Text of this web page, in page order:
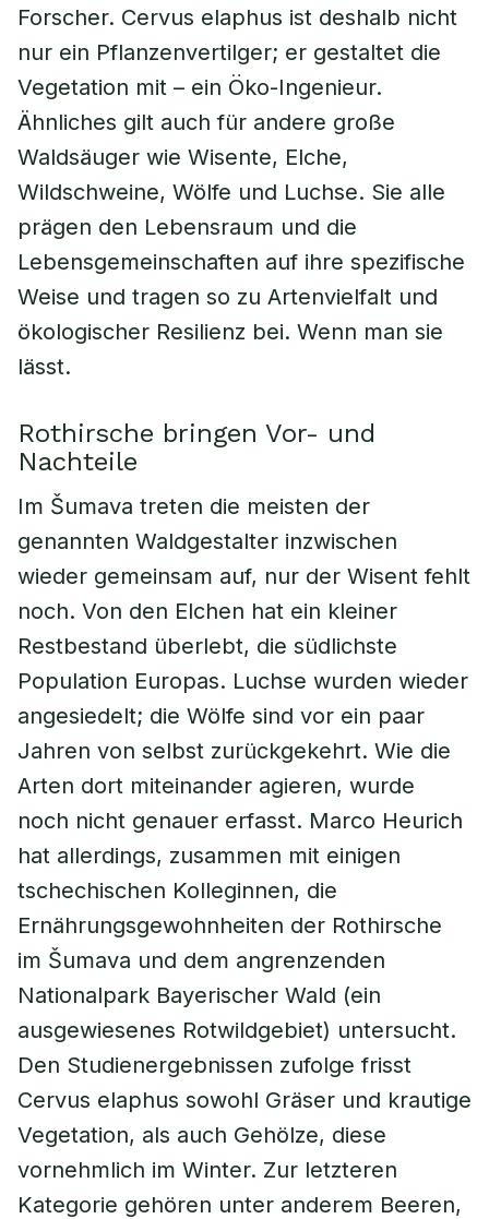
Forscher. Cervus elaphus ist deshalb nicht
nur ein Pflanzenvertilger; er gestaltet die
Vegetation mit – ein Öko-Ingenieur.
Ähnliches gilt auch für andere große
Waldsäuger wie Wisente, Elche,
Wildschweine, Wölfe und Luchse. Sie alle
prägen den Lebensraum und die
Lebensgemeinschaften auf ihre spezifische
Weise und tragen so zu Artenvielfalt und
ökologischer Resilienz bei. Wenn man sie
lässt.
Rothirsche bringen Vor- und
Nachteile
Im Šumava treten die meisten der
genannten Waldgestalter inzwischen
wieder gemeinsam auf, nur der Wisent fehlt
noch. Von den Elchen hat ein kleiner
Restbestand überlebt, die südlichste
Population Europas. Luchse wurden wieder
angesiedelt; die Wölfe sind vor ein paar
Jahren von selbst zurückgekehrt. Wie die
Arten dort miteinander agieren, wurde
noch nicht genauer erfasst. Marco Heurich
hat allerdings, zusammen mit einigen
tschechischen Kolleginnen, die
Ernährungsgewohnheiten der Rothirsche
im Šumava und dem angrenzenden
Nationalpark Bayerischer Wald (ein
ausgewiesenes Rotwildgebiet) untersucht.
Den Studienergebnissen zufolge frisst
Cervus elaphus sowohl Gräser und krautige
Vegetation, als auch Gehölze, diese
vornehmlich im Winter. Zur letzteren
Kategorie gehören unter anderem Beeren,